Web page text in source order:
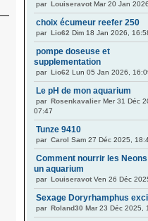
par Louiseravot Mar 20 Jan
choix écumeur reefer 250
par Lio62 Dim 18 Jan 2026,
pompe doseuse et
supplementation
par Lio62 Lun 05 Jan 2026,
Le pH de mon aquarium
par Rosenkavalier Mer 31 Déc
07:47
Tunze 9410
par Carol Sam 27 Déc 2025,
Comment nourrir les
un aquarium
par Louiseravot Ven 26 Déc
Sexage Doryrhamphus
par Roland30 Mar 23 Déc 2025,